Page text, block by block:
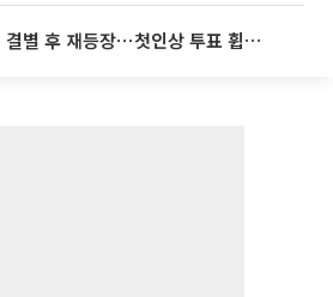
‘나솔사계’ 국화, 결별 후 재등장⋯첫인상 투표 휩쓸고 ‘인기녀’ 등극